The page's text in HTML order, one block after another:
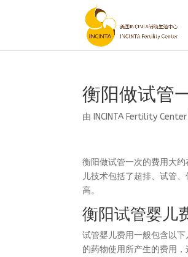
衡阳做试管
由 INCINTA Fertility Center
衡阳做试管一次的费用大
儿技术包括了超排、试管
高。
衡阳试管婴儿
试管婴儿费用一般包含以
的药物使用所产生的费用